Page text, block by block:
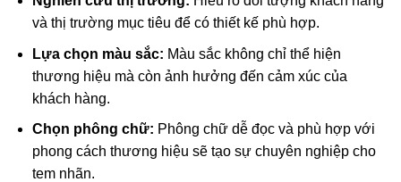
và thị trường mục tiêu để có thiết kế phù hợp.
Lựa chọn màu sắc: Màu sắc không chỉ thể hiện
thương hiệu mà còn ảnh hưởng đến cảm xúc của
khách hàng.
Chọn phông chữ: Phông chữ dễ đọc và phù hợp với
phong cách thương hiệu sẽ tạo sự chuyên nghiệp cho
tem nhãn.